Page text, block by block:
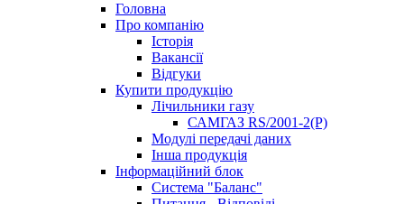
Головна
Про компанію
Історія
Вакансії
Відгуки
Купити продукцію
Лічильники газу
САМГАЗ RS/2001-2(Р)
Модулі передачі даних
Інша продукція
Інформаційний блок
Система "Баланс"